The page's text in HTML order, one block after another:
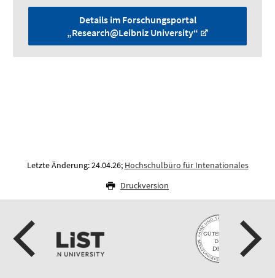
Details im Forschungsportal
„Research@Leibniz University“
Letzte Änderung: 24.04.26; Hochschulbüro für Intenationales
Druckversion